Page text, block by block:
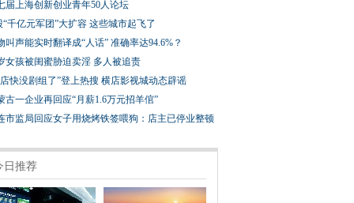
届上海创新创业青年50人论坛
“千亿元军团”大扩容 这些城市起飞了
叫声能实时翻译成“人话” 准确率达94.6%？
女孩被闺蜜胁迫卖淫 多人被追责
快没剧组了”登上热搜 横店影视城动态辟谣
古一企业再回应“月薪1.6万元招羊倌”
市监局回应女子用烧烤铁签喂狗：店主已停业整顿
日推荐